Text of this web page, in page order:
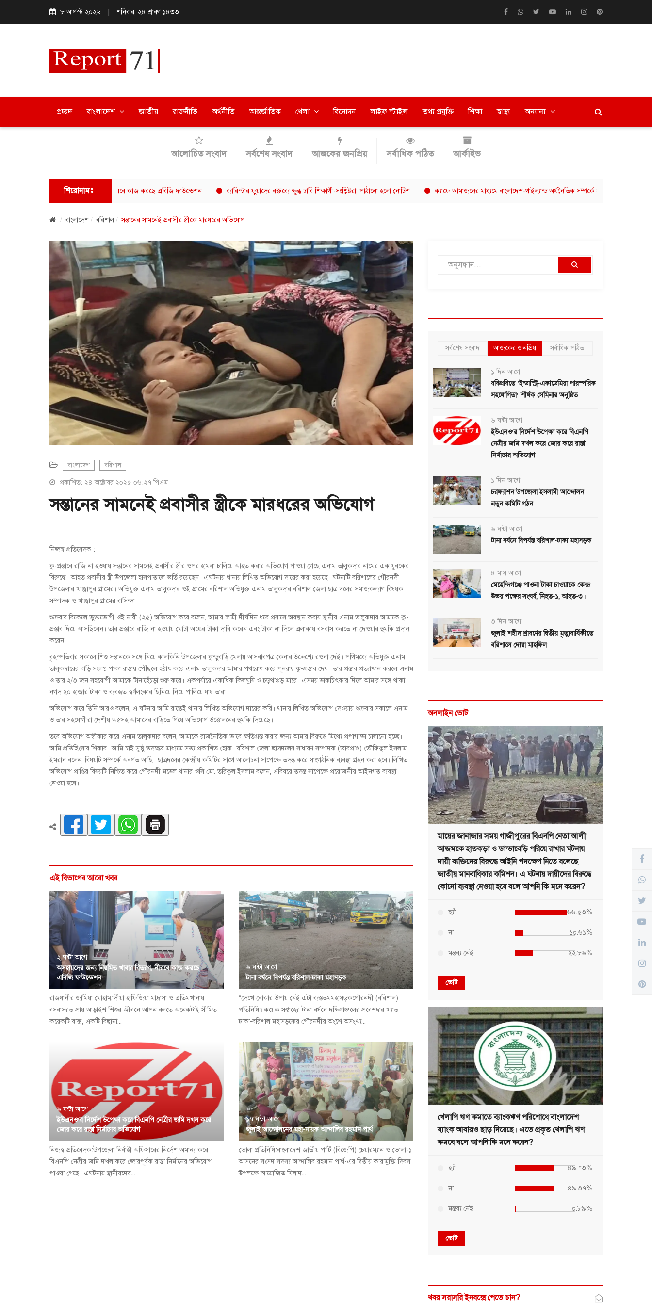
৮ আগস্ট ২০২৬ শনিবার, ২৪ শ্রাবণ ১৪৩৩
প্রচ্ছদ বাংলাদেশ জাতীয় রাজনীতি অর্থনীতি আন্তর্জাতিক খেলা বিনোদন লাইফ স্টাইল তথ্য প্রযুক্তি শিক্ষা স্বাস্থ্য অন্যান্য
আলোচিত সংবাদ সর্বশেষ সংবাদ আজকের জনপ্রিয় সর্বাধিক পঠিত আর্কাইভ
শিরোনামঃ
জন্য নিয়মিত খাবার বিতরণ, নীরবে কাজ করছে এবিজি ফাউন্ডেশন ব্যারিস্টার ফুয়াদের বক্তব্যে ক্ষুব্ধ ঢাবি শিক্ষার্থী-সংশ্লিষ্টরা, পাঠানো হলো নোটিশ ক্যাফে আমাজনের মাধ্যমে বাংলাদেশ-থাইল্যান্ড অর্থনৈতিক সম্পর্কে নতুন সংযোগ
বাংলাদেশ বরিশাল সন্তানের সামনেই প্রবাসীর স্ত্রীকে মারধরের অভিযোগ
বাংলাদেশ বরিশাল
প্রকাশিত: ২৪ অক্টোবর ২০২৫ ০৬:২৭ পিএম
সন্তানের সামনেই প্রবাসীর স্ত্রীকে মারধরের অভিযোগ
নিজস্ব প্রতিবেদক :
কু-প্রস্তাবে রাজি না হওয়ায় সন্তানের সামনেই প্রবাসীর স্ত্রীর ওপর হামলা চালিয়ে আহত করার অভিযোগ পাওয়া গেছে এনাম তালুকদার নামের এক যুবকের
বিরুদ্ধে। আহত প্রবাসীর স্ত্রী উপজেলা হাসপাতালে ভর্তি রয়েছেন। এঘটনায় থানায় লিখিত অভিযোগ দায়ের করা হয়েছে। ঘটনাটি বরিশালের গৌরনদী
উপজেলার খাঞ্জাপুর গ্রামের। অভিযুক্ত এনাম তালুকদার ওই গ্রামের বরিশাল অভিযুক্ত এনাম তালুকদার বরিশাল জেলা ছাত্র দলের সমাজকল্যাণ বিষয়ক
সম্পাদক ও খাঞ্জাপুর গ্রামের বাসিন্দা।
শুক্রবার বিকেলে ভুক্তভোগী ওই নারী (২৫) অভিযোগ করে বলেন, আমার স্বামী দীর্ঘদিন ধরে প্রবাসে অবস্থান করায় স্থানীয় এনাম তালুকদার আমাকে কু-
প্রস্তাব দিয়ে আসছিলেন। তার প্রস্তাবে রাজি না হওয়ায় মোটা অঙ্কের টাকা দাবি করেন এবং টাকা না দিলে এলাকায় বসবাস করতে না দেওয়ার হুমকি প্রদান
করেন।
বৃহস্পতিবার সকালে শিশু সন্তানকে সঙ্গে নিয়ে কালকিনি উপজেলার কুন্ডুবাড়ি মেলায় আসবাবপত্র কেনার উদ্দেশ্যে রওনা দেই। পথিমধ্যে অভিযুক্ত এনাম
তালুকদারের বাড়ি সংলগ্ন পাকা রাস্তায় পৌঁছলে হঠাৎ করে এনাম তালুকদার আমার পথরোধ করে পূনরায় কু-প্রস্তাব দেয়। তার প্রস্তাব প্রত্যাখান করলে এনাম
ও তার ২/৩ জন সহযোগী আমাকে টানাহেঁচড়া শুরু করে। একপর্যায়ে একাধিক কিলঘুষি ও চড়থাপ্পড় মারে। এসময় ডাকচিৎকার দিলে আমার সঙ্গে থাকা
নগদ ২০ হাজার টাকা ও ব্যবহৃত স্বর্ণলংকার ছিনিয়ে নিয়ে পালিয়ে যায় তারা।
অভিযোগ করে তিনি আরও বলেন, এ ঘটনায় আমি রাতেই থানায় লিখিত অভিযোগ দায়ের করি। থানায় লিখিত অভিযোগ দেওয়ায় শুক্রবার সকালে এনাম
ও তার সহযোগীরা দেশীয় অস্ত্রসহ আমাদের বাড়িতে গিয়ে অভিযোগ উত্তোলনের হুমকি দিয়েছে।
তবে অভিযোগ অস্বীকার করে এনাম তালুকদার বলেন, আমাকে রাজনৈতিক ভাবে ক্ষতিগ্রস্ত করার জন্য আমার বিরুদ্ধে মিথ্যে প্রপাগান্ডা চালানো হচ্ছে।
আমি প্রতিহিংসার শিকার। আমি চাই সুষ্ঠু তদন্তের মাধ্যমে সত্য প্রকাশিত হোক। বরিশাল জেলা ছাত্রদলের সাধারণ সম্পাদক (ভারপ্রাপ্ত) তৌফিকুল ইসলাম
ইমরান বলেন, বিষয়টি সম্পর্কে অবগত আছি। ছাত্রদলের কেন্দ্রীয় কমিটির সাথে আলোচনা সাপেক্ষে তদন্ত করে সাংগঠনিক ব্যবস্থা গ্রহন করা হবে। লিখিত
অভিযোগ প্রাপ্তির বিষয়টি নিশ্চিত করে গৌরনদী মডেল থানার ওসি মো. তরিকুল ইসলাম বলেন, এবিষয়ে তদন্ত সাপেক্ষে প্রয়োজনীয় আইনগত ব্যবস্থা
নেওয়া হবে।
এই বিভাগের আরো খবর
২ ঘন্টা আগে
অসহায়দের জন্য নিয়মিত খাবার বিতরণ, নীরবে কাজ করছে
এবিজি ফাউন্ডেশন
রাজধানীর জামিয়া মোহাম্মাদীয়া হাফিজিয়া মাদ্রাসা ও এতিমখানায়
বসবাসরত প্রায় আড়াইশ শিশুর জীবনে আপন বলতে অনেকটাই সীমিত
কয়েকটি বাক্স, একটি বিছানা...
৬ ঘন্টা আগে
টানা বর্ষনে বিপর্যস্ত বরিশাল-ঢাকা মহাসড়ক
*দেখে বোঝার উপায় নেই এটা ব্যস্ততমমহাসড়কগৌরনদী (বরিশাল)
প্রতিনিধি॥ কয়েক সপ্তাহের টানা বর্ষনে দক্ষিণাঞ্চলের প্রবেশদ্বার খ্যাত
ঢাকা-বরিশাল মহাসড়কের গৌরনদীর অংশে অসংখ্য...
৬ ঘন্টা আগে
ইউএনও’র নির্দেশ উপেক্ষা করে বিএনপি নেত্রীর জমি দখল করে
জোর করে রাস্তা নির্মাণের অভিযোগ
নিজস্ব প্রতিবেদক:উপজেলা নির্বাহী অফিসারের নির্দেশ অমান্য করে
বিএনপি নেত্রীর জমি দখল করে জোরপূর্বক রাস্তা নির্মানের অভিযোগ
পাওয়া গেছে। এঘটনায় স্থানীয়দের...
১৭ ঘন্টা আগে
জুলাই আন্দোলনের মহা-নায়ক আন্দালিব রহমান পার্থ
ভোলা প্রতিনিধি:বাংলাদেশ জাতীয় পার্টি (বিজেপি) চেয়ারম্যান ও ভোলা-১
আসনের সংসদ সদস্য আন্দালিব রহমান পার্থ-এর দ্বিতীয় কারামুক্তি দিবস
উপলক্ষে আয়োজিত মিলাদ...
সর্বশেষ সংবাদ আজকের জনপ্রিয় সর্বাধিক পঠিত
১ দিন আগে
যবিপ্রবিতে ‘ইন্ডাস্ট্রি-একাডেমিয়া পারস্পরিক
সহযোগিতা’ শীর্ষক সেমিনার অনুষ্ঠিত
৬ ঘন্টা আগে
ইউএনও’র নির্দেশ উপেক্ষা করে বিএনপি
নেত্রীর জমি দখল করে জোর করে রাস্তা
নির্মাণের অভিযোগ
১ দিন আগে
চরফ্যাশন উপজেলা ইসলামী আন্দোলন
নতুন কমিটি গঠন
৬ ঘন্টা আগে
টানা বর্ষনে বিপর্যস্ত বরিশাল-ঢাকা মহাসড়ক
৪ মাস আগে
মেহেন্দিগঞ্জে পাওনা টাকা চাওয়াকে কেন্দ্র
উভয় পক্ষের সংঘর্ষ, নিহত-১, আহত-৩।
৩ দিন আগে
জুলাই শহীদ শ্রাবণের দ্বিতীয় মৃত্যুবার্ষিকীতে
বরিশালে দোয়া মাহফিল
অনলাইন ভোট
মায়ের জানাজার সময় গাজীপুরের বিএনপি নেতা আলী
আজমকে হাতকড়া ও ডান্ডাবেড়ি পরিয়ে রাখার ঘটনায়
দায়ী ব্যক্তিদের বিরুদ্ধে আইনি পদক্ষেপ নিতে বলেছে
জাতীয় মানবাধিকার কমিশন। এ ঘটনায় দায়ীদের বিরুদ্ধে
কোনো ব্যবস্থা নেওয়া হবে বলে আপনি কি মনে করেন?
হ্যাঁ ৬৬.৫৩%
না ১০.৬১%
মন্তব্য নেই ২২.৮৬%
ভোট
খেলাপি ঋণ কমাতে ব্যাংকঋণ পরিশোধে বাংলাদেশ
ব্যাংক আবারও ছাড় দিয়েছে। এতে প্রকৃত খেলাপি ঋণ
কমবে বলে আপনি কি মনে করেন?
হ্যাঁ ৪৯.৭৩%
না ৪৯.৩৭%
মন্তব্য নেই ০.৮৯%
ভোট
খবর সরাসরি ইনবক্সে পেতে চান?